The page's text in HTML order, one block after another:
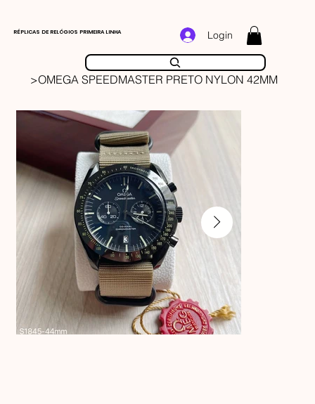
RÉPLICAS DE RELÓGIOS PRIMEIRA LINHA Login
>OMEGA SPEEDMASTER PRETO NYLON 42MM